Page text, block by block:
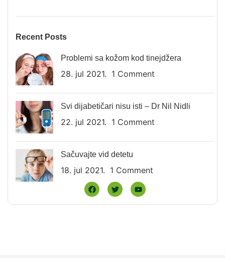
Recent Posts
Problemi sa kožom kod tinejdžera
28. jul 2021. 1 Comment
Svi dijabetičari nisu isti – Dr Nil Nidli
22. jul 2021. 1 Comment
Sačuvajte vid detetu
18. jul 2021. 1 Comment